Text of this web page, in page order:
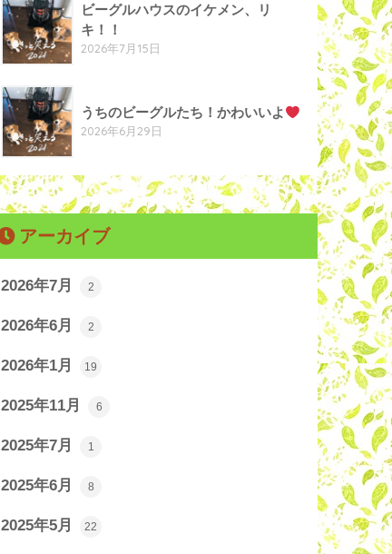
ビーグルハウスのイケメン、リ
キ！！
2026年7月15日
うちのビーグルたち！かわいいよ
2026年6月29日
アーカイブ
2026年7月 2
2026年6月 2
2026年1月 19
2025年11月 6
2025年7月 1
2025年6月 8
2025年5月 22